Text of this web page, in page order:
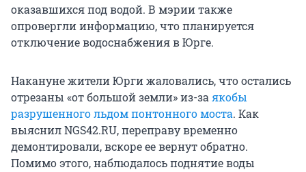
оказавшихся под водой. В мэрии также
опровергли информацию, что планируется
отключение водоснабжения в Юрге.
Накануне жители Юрги жаловались, что остались
отрезаны «от большой земли» из-заякобы
разрушенного льдом понтонного моста. Как
выяснил NGS42.RU, переправу временно
демонтировали, вскоре ее вернут обратно.
Помимо этого, наблюдалось поднятие воды